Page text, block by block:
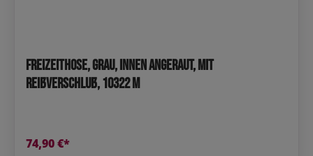
Freizeithose, grau, innen angeraut, mit
Reißverschluß, 10322 M
74,90 €*